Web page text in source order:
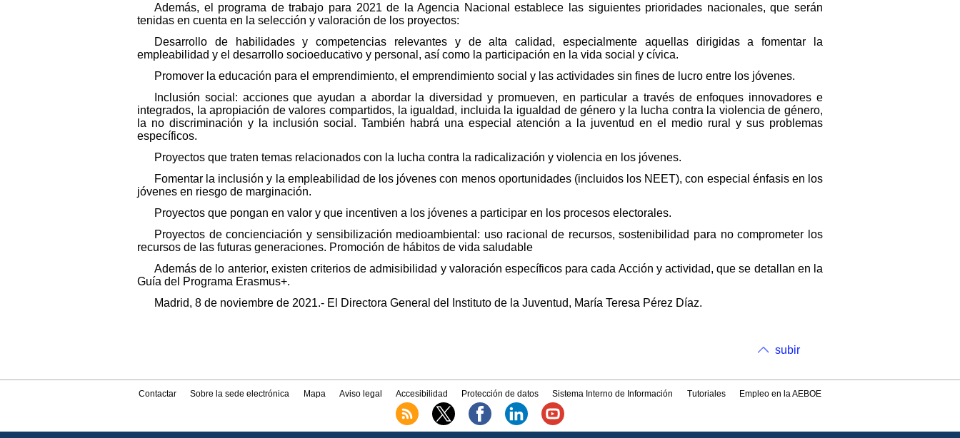
Además, el programa de trabajo para 2021 de la Agencia Nacional establece las siguientes prioridades nacionales, que serán
tenidas en cuenta en la selección y valoración de los proyectos:
Desarrollo de habilidades y competencias relevantes y de alta calidad, especialmente aquellas dirigidas a fomentar la
empleabilidad y el desarrollo socioeducativo y personal, así como la participación en la vida social y cívica.
Promover la educación para el emprendimiento, el emprendimiento social y las actividades sin fines de lucro entre los jóvenes.
Inclusión social: acciones que ayudan a abordar la diversidad y promueven, en particular a través de enfoques innovadores e
integrados, la apropiación de valores compartidos, la igualdad, incluida la igualdad de género y la lucha contra la violencia de género,
la no discriminación y la inclusión social. También habrá una especial atención a la juventud en el medio rural y sus problemas
específicos.
Proyectos que traten temas relacionados con la lucha contra la radicalización y violencia en los jóvenes.
Fomentar la inclusión y la empleabilidad de los jóvenes con menos oportunidades (incluidos los NEET), con especial énfasis en los
jóvenes en riesgo de marginación.
Proyectos que pongan en valor y que incentiven a los jóvenes a participar en los procesos electorales.
Proyectos de concienciación y sensibilización medioambiental: uso racional de recursos, sostenibilidad para no comprometer los
recursos de las futuras generaciones. Promoción de hábitos de vida saludable
Además de lo anterior, existen criterios de admisibilidad y valoración específicos para cada Acción y actividad, que se detallan en la
Guía del Programa Erasmus+.
Madrid, 8 de noviembre de 2021.- El Directora General del Instituto de la Juventud, María Teresa Pérez Díaz.
subir
Contactar Sobre la sede electrónica Mapa Aviso legal Accesibilidad Protección de datos Sistema Interno de Información Tutoriales Empleo en la AEBOE